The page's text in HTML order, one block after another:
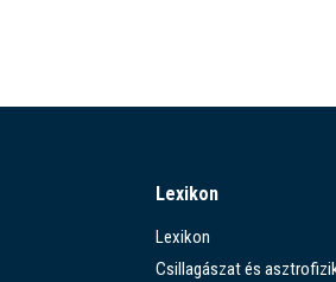
Lexikon
Lexikon
Csillagászat és